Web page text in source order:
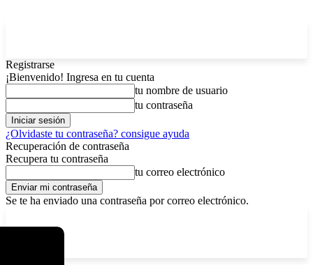
Registrarse
¡Bienvenido! Ingresa en tu cuenta
tu nombre de usuario
tu contraseña
¿Olvidaste tu contraseña? consigue ayuda
Recuperación de contraseña
Recupera tu contraseña
tu correo electrónico
Se te ha enviado una contraseña por correo electrónico.